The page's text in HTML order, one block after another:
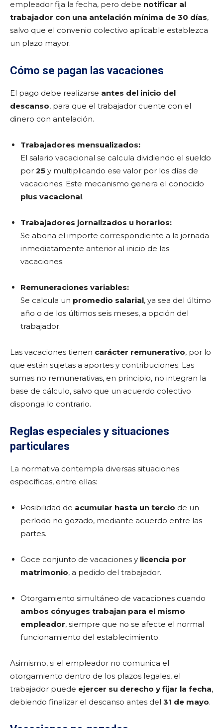
empleador fija la fecha, pero debe notificar al
trabajador con una antelación mínima de 30 días,
salvo que el convenio colectivo aplicable establezca
un plazo mayor.
Cómo se pagan las vacaciones
El pago debe realizarse antes del inicio del
descanso, para que el trabajador cuente con el
dinero con antelación.
Trabajadores mensualizados:
El salario vacacional se calcula dividiendo el sueldo
por 25 y multiplicando ese valor por los días de
vacaciones. Este mecanismo genera el conocido
plus vacacional.
Trabajadores jornalizados u horarios:
Se abona el importe correspondiente a la jornada
inmediatamente anterior al inicio de las
vacaciones.
Remuneraciones variables:
Se calcula un promedio salarial, ya sea del último
año o de los últimos seis meses, a opción del
trabajador.
Las vacaciones tienen carácter remunerativo, por lo
que están sujetas a aportes y contribuciones. Las
sumas no remunerativas, en principio, no integran la
base de cálculo, salvo que un acuerdo colectivo
disponga lo contrario.
Reglas especiales y situaciones
particulares
La normativa contempla diversas situaciones
específicas, entre ellas:
Posibilidad de acumular hasta un tercio de un
período no gozado, mediante acuerdo entre las
partes.
Goce conjunto de vacaciones y licencia por
matrimonio, a pedido del trabajador.
Otorgamiento simultáneo de vacaciones cuando
ambos cónyuges trabajan para el mismo
empleador, siempre que no se afecte el normal
funcionamiento del establecimiento.
Asimismo, si el empleador no comunica el
otorgamiento dentro de los plazos legales, el
trabajador puede ejercer su derecho y fijar la fecha,
debiendo finalizar el descanso antes del 31 de mayo.